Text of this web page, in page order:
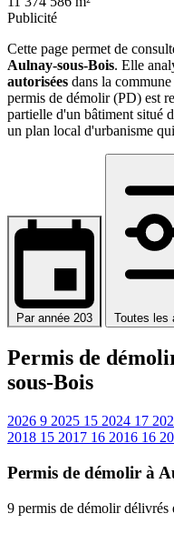
Publicité
Cette page permet de
Aulnay-sous-Bois. Elle
autorisées dans la
permis de démolir (PD) est
partielle d'un bâtiment situé
un plan local d'urbanisme
Par année 203 Toutes les
Permis de
sous-Bois
2026 9 2025 15 2024 17
2018 15 2017 16 2016 16
Permis de démolir à
9 permis de démolir délivrés